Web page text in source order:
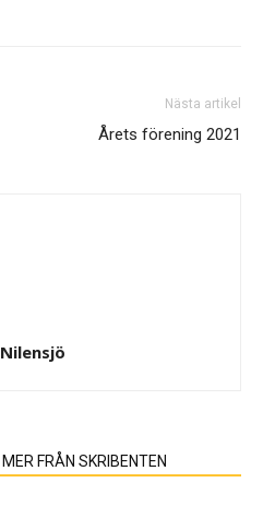
Nästa artikel
Årets förening 2021
MER FRÅN SKRIBENTEN